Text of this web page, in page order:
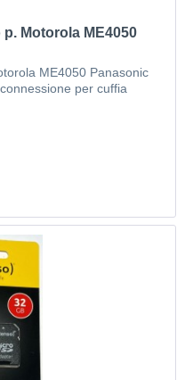
Motorola ME4050
ME4050 Panasonic
per cuffia